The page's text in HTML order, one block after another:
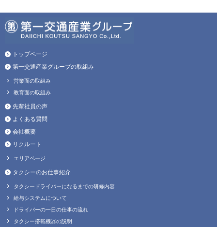
トップページ
第一交通産業グループの取組み
営業面の取組み
教育面の取組み
先輩社員の声
よくある質問
会社概要
リクルート
エリアページ
タクシーのお仕事紹介
タクシードライバーになるまでの研修内容
給与システムについて
ドライバーの一日の仕事の流れ
タクシー搭載機器の説明